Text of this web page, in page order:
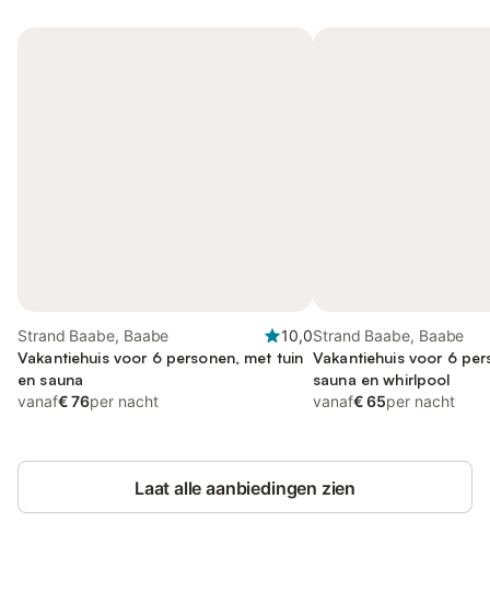
Strand Baabe, Baabe
10,0
Vakantiehuis voor 6 personen, met tuin
en sauna
vanaf€ 76per nacht
Strand Baabe, Baabe
Vakantiehuis voor 6
sauna en whirlpool
vanaf€ 65per nacht
Laat alle aanbiedingen zien